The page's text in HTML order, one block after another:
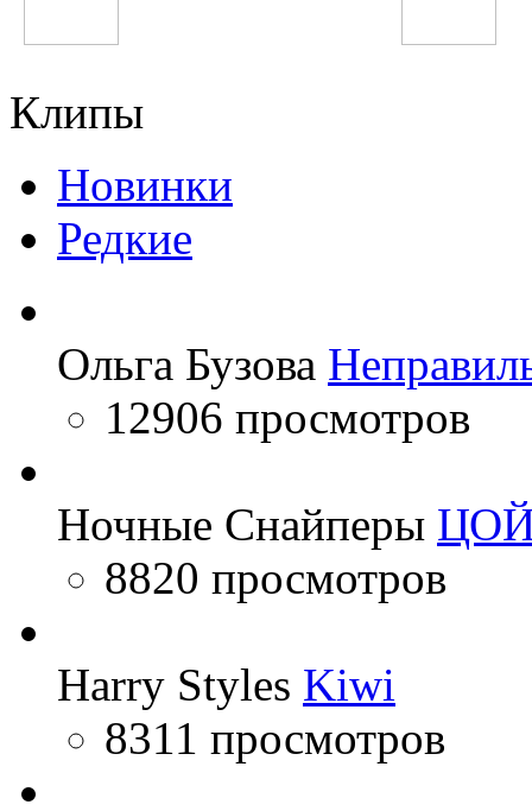
Клипы
Новинки
Редкие
Ольга Бузова
12906 просмотров
Ночные Снайперы
8820 просмотров
Harry Styles Kiwi
8311 просмотров